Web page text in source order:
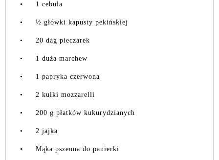
• 1 cebula
• ½ główki kapusty pekińskiej
• 20 dag pieczarek
• 1 duża marchew
• 1 papryka czerwona
• 2 kulki mozzarelli
• 200 g płatków kukurydzianych
• 2 jajka
• Mąka pszenna do panierki